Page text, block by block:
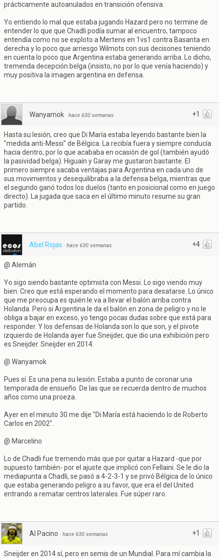
prácticamente autoanulados en transición ofensiva.
Yo entiendo lo mal que estaba jugando Hazard pero no termine de
entender lo que que Chadli podía sumar al encuentro, tampoco
entendía como no se exploto a Mertens en 1vs1 contra Basanta en
derecha y lo poco que arriesgo Wilmots con sus decisones teniendo
en cuenta lo poco que Argentina estaba generando arriba. Lo dicho,
tremenda decepción belga (insisto, no por lo que venía haciendo) y
muy positiva la imagen argentina en defensa.
+1
Wanyamok · hace 630 semanas
Hasta su lesión, creo que Di María estaba leyendo bastante bien la
"medida anti-Messi" de Bélgica. La recibía fuera y siempre conducía
hacia dentro, por lo que acababa en ocasión de gol (también ayudó
la pasividad belga). Higuaín y Garay me gustaron bastante. El
primero siempre sacaba ventajas para Argentina en cada uno de
sus movimientos y desequilibraba a la defensa belga, mientras que
el segundo ganó todos los duelos (tanto en posicional como en juego
directo). La jugada que saca en el último minuto resume su gran
partido.
+4
Abel Rojas · hace 630 semanas
@ Alemán
Yo sigo siendo bastante optimista con Messi. Lo sigo viendo muy
bien. Creo que está esperando el momento para desatarse. Lo único
que me preocupa es quién le va a llevar el balón arriba contra
Holanda. Pero si Argentina le da el balón en zona de peligro y no le
obliga a bajar en exceso, yo tengo pocas dudas sobre que está para
responder. Y los defensas de Holanda son lo que son, y el pivote
izquierdo de Holanda ayer fue Sneijder, que dio una exhibición pero
es Sneijder. Sneijder en 2014.
@ Wanyamok
Pues sí. Es una pena su lesión. Estaba a punto de coronar una
temporada de ensueño. De las que se recuerda dentro de muchos
años como una proeza.
Ayer en el minuto 30 me dije "Di María está haciendo lo de Roberto
Carlos en 2002".
@ Marcelino
Lo de Chadli fue tremendo más que por quitar a Hazard -que por
supuesto también- por el ajuste que implicó con Fellaini. Se le dio la
mediapunta a Chadli, se pasó a 4-2-3-1 y se privó Bélgica de lo único
que estaba generando peligro a su favor, que era el del United
entrando a rematar centros laterales. Fue súper raro.
+1
Al Pacino · hace 630 semanas
Sneijder en 2014 sí, pero en semis de un Mundial. Para mí cambia la